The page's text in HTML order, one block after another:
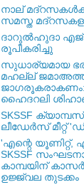
നാല്
സമസ്ത
ദാറുല്‍ഹുദാ
രൂപീകരിച്ചു
സുധാര്യമായ
മഹല്ല്
ഹൈദറലി
SKSSF
ലീഡേർസ് മീറ്റ്
'എന്റെ യൂണിറ്റ്,
SKSSF
കാമ്പയിന്
ഉജ്ജ്വല തുടക്കം